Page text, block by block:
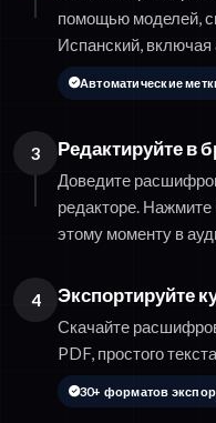
помощью моделей,
Испанский,
Автоматические
3 Редактируйте в
Доведите
редакторе.
этому моменту в
4 Экспортируйте
Скачайте
PDF, простого
30+ форматов